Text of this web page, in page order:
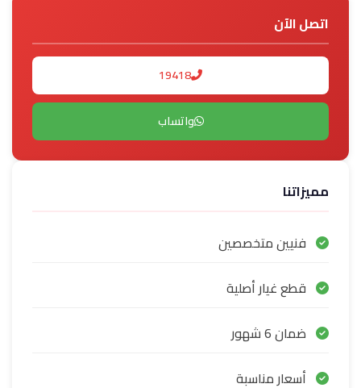
اتصل الآن
19418
واتساب
مميزاتنا
فنيين متخصصين
قطع غيار أصلية
ضمان 6 شهور
أسعار مناسبة